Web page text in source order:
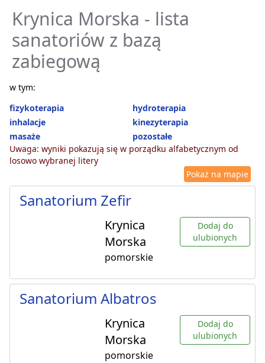
Krynica Morska - lista
sanatoriów z bazą
zabiegową
w tym:
fizykoterapia
hydroterapia
inhalacje
kinezyterapia
masaże
pozostałe
Uwaga: wyniki pokazują się w porządku alfabetycznym od
losowo wybranej litery
Pokaż na mapie
Sanatorium Zefir
Krynica
Morska
pomorskie
Dodaj do
ulubionych
Sanatorium Albatros
Krynica
Morska
pomorskie
Dodaj do
ulubionych